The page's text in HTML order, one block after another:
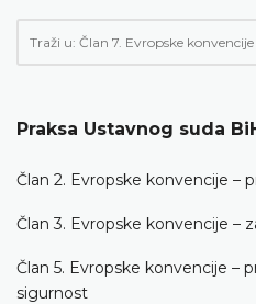
Praksa Ustavnog suda
Član 2. Evropske konvencije –
Član 3. Evropske konvencije –
Član 5. Evropske konvencije –
sigurnost